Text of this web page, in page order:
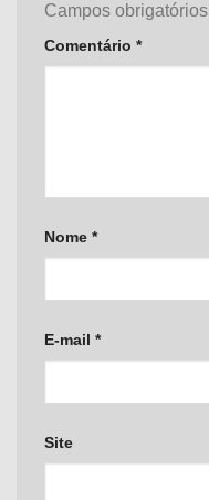
Campos
Comentário *
Nome *
E-mail *
Site